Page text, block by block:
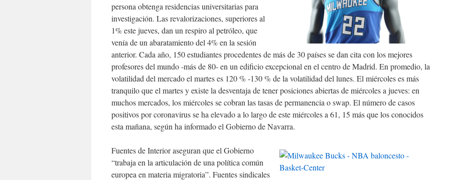
persona obtenga residencias universitarias para
investigación. Las revalorizaciones, superiores al
1% este jueves, dan un respiro al petróleo, que
venía de un abaratamiento del 4% en la sesión
anterior. Cada año, 150 estudiantes procedentes de más de 30 países se dan cita con los mejores
profesores del mundo -más de 80- en un edificio excepcional en el centro de Madrid. En promedio, la
volatilidad del mercado el martes es 120 % -130 % de la volatilidad del lunes. El miércoles es más
tranquilo que el martes y existe la desventaja de tener posiciones abiertas de miércoles a jueves: en
muchos mercados, los miércoles se cobran las tasas de permanencia o swap. El número de casos
positivos por coronavirus se ha elevado a lo largo de este miércoles a 61, 15 más que los conocidos
esta mañana, según ha informado el Gobierno de Navarra.
Fuentes de Interior aseguran que el Gobierno
“trabaja en la articulación de una política común
europea en materia migratoria”. Fuentes sindicales